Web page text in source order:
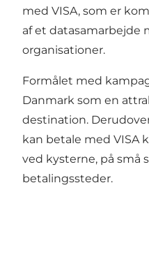
med VISA, som er
af et datasamarbejde
organisationer.
Formålet med
Danmark som en
destination.
kan betale med VISA
ved kysterne, på små
betalingssteder.